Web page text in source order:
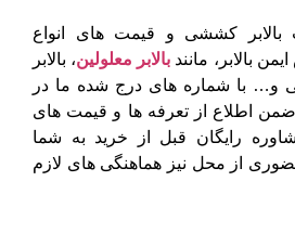
کششی و قیمت های انواع
بالابر، مانند بالابر معلولین، بالابر
و… با شماره های درج شده ما در
اطلاع از تعرفه ها و قیمت های
رایگان قبل از خرید به شما
از محل نیز هماهنگی های لازم